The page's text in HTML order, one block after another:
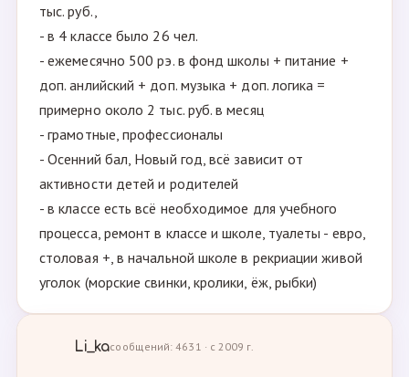
тыс. руб.,
- в 4 классе было 26 чел.
- ежемесячно 500 рэ. в фонд школы + питание +
доп. анлийский + доп. музыка + доп. логика =
примерно около 2 тыс. руб. в месяц
- грамотные, профессионалы
- Осенний бал, Новый год, всё зависит от
активности детей и родителей
- в классе есть всё необходимое для учебного
процесса, ремонт в классе и школе, туалеты - евро,
столовая +, в начальной школе в рекриации живой
уголок (морские свинки, кролики, ёж, рыбки)
Li_kaсообщений: 4631 · с 2009 г.